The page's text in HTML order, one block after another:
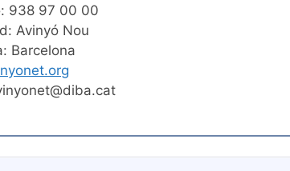
938 97 00 00
Avinyó Nou
Barcelona